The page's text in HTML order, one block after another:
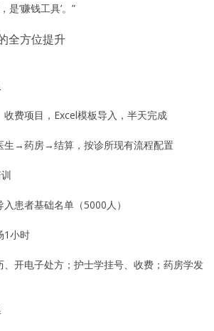
是’赚钱工具’。”
全方位提升
费项目，Excel模板导入，半天完成
生→药房→结算，按诊所现有流程配置
患者基础名单（5000人）
1小时
、开电子处方；护士学挂号、收费；药房学发